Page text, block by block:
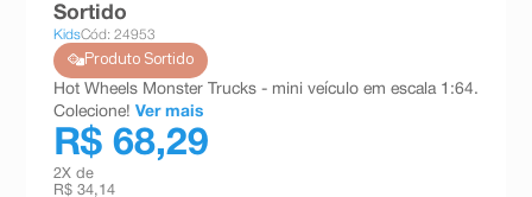
esmalte
10ºabsorvente
Sortido
KidsCód: 24953
Produto Sortido
Hot Wheels Monster Trucks - mini veículo em escala 1:64.
Colecione! Ver mais
R$ 68,29
2X de
R$ 34,14